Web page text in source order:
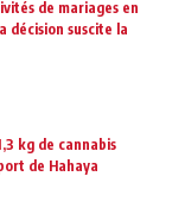
de mariages en
décision suscite la
kg de cannabis
de Hahaya